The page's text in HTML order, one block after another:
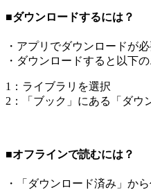
■ダウンロードするには？
・アプリでダウンロードが必
・ダウンロードすると以下
1：ライブラリを選択
2：「ブック」にある「ダウ
■オフラインで読むには？
・「ダウンロード済み」か